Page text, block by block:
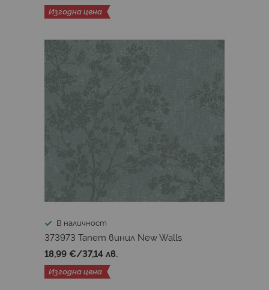
Изгодна цена
В наличност
373973 Тапет винил New Walls
18,99 €/37,14 лв.
Изгодна цена